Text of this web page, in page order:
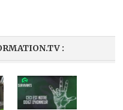
: